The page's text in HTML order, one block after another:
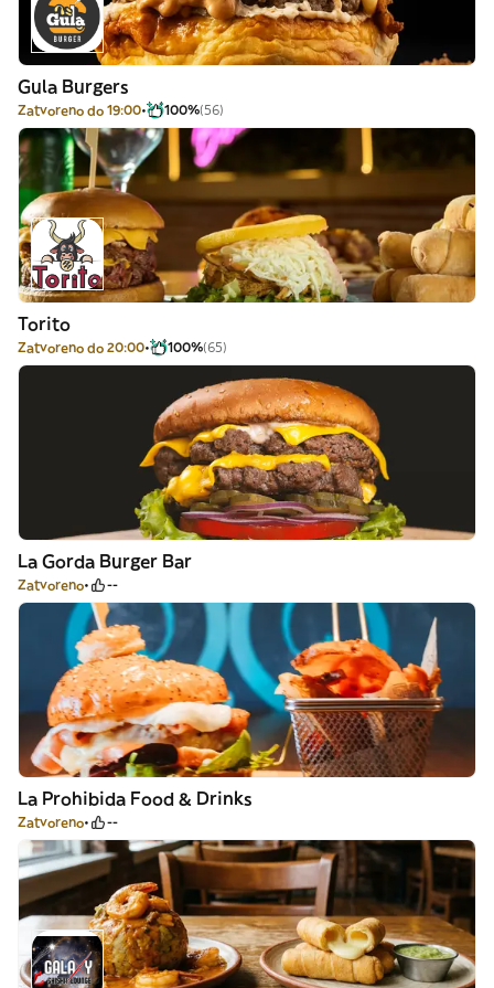
Gula Burgers
Zatvoreno do 19:00 100%(56)
Torito
Zatvoreno do 20:00 100%(65)
La Gorda Burger Bar
Zatvoreno --
La Prohibida Food & Drinks
Zatvoreno --